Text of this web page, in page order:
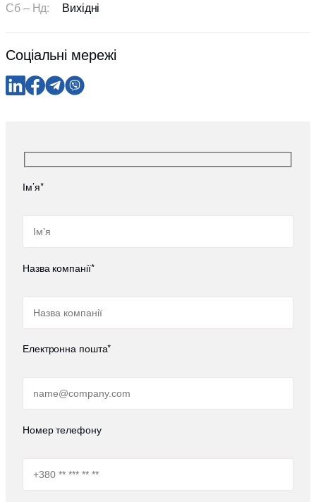
Сб – Нд:
Вихідні
Соціальні мережі
Ім’я*
Назва компанії*
Електронна пошта*
Номер телефону